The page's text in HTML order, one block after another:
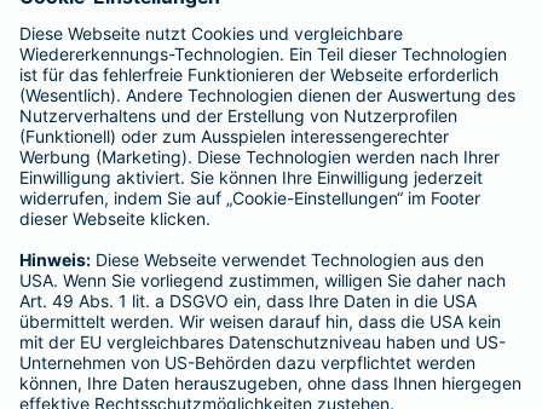
Barmenia ist Teil der BarmeniaGothaer
BELIEBTE SEITEN
Kranken-Zusatzversicherung
Tierversicherungen
Haftpflichtversicherung
Hausratversicherung
Adresse ändern
Schaden melden
Kilometerstandsmeldung
Serviceübersicht